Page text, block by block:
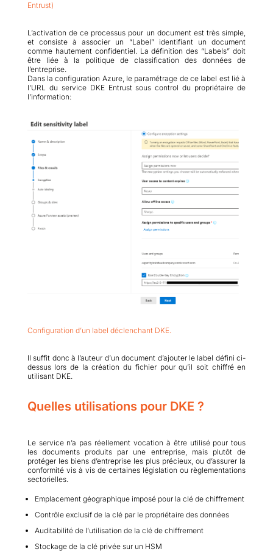
Entrust)
L’activation de ce processus pour un document est très simple,
et consiste à associer un “Label” identifiant un document
comme hautement confidentiel. La définition des “Labels” doit
être liée à la politique de classification des données de
l’entreprise.
Dans la configuration Azure, le paramétrage de ce label est lié à
l’URL du service DKE Entrust sous control du propriétaire de
l’information:
Configuration d’un label déclenchant DKE.
Il suffit donc à l’auteur d’un document d’ajouter le label défini ci-
dessus lors de la création du fichier pour qu’il soit chiffré en
utilisant DKE.
Quelles utilisations pour DKE ?
Le service n’a pas réellement vocation à être utilisé pour tous
les documents produits par une entreprise, mais plutôt de
protéger les biens d’entreprise les plus précieux, ou d’assurer la
conformité vis à vis de certaines législation ou règlementations
sectorielles.
Emplacement géographique imposé pour la clé de chiffrement
Contrôle exclusif de la clé par le propriétaire des données
Auditabilité de l’utilisation de la clé de chiffrement
Stockage de la clé privée sur un HSM